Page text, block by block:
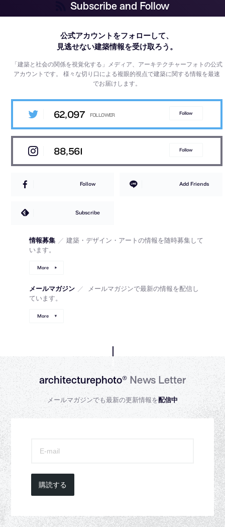
Subscribe and Follow
公式アカウントをフォローして、
見逃せない建築情報を受け取ろう。
「建築と社会の関係を視覚化する」メディア、アーキテクチャーフォトの公式
アカウントです。様々な切り口による複眼的視点で建築に関する情報を最速
でお届けします。
62,097 Follow
88,561 Follow
Follow Add Friends
Subscribe
情報募集 ／ 建築・デザイン・アートの情報を随時募集して
います。
More
メールマガジン ／
メールマガジンで最新の情報を配信し
ています。
More
architecturephoto®News Letter
メールマガジンでも最新の更新情報を配信中
購読する